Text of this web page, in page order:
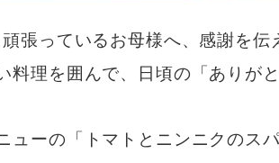
頑張っているお母様へ、感謝を伝
料理を囲んで、日頃の「ありが
ューの「トマトとニンニクのス